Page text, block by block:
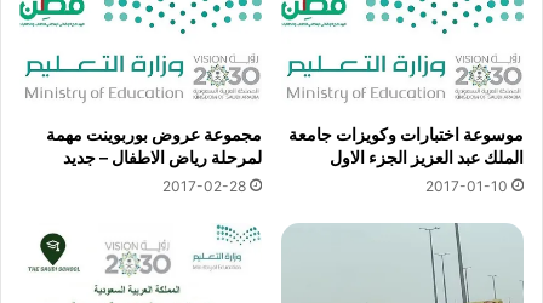
موسوعة اختبارات وكويزات جامعة
الملك عبد العزيز الجزء الاول
2017-01-10
مجموعة عروض بوربوينت مهمة
لمرحلة رياض الاطفال – جديد
2017-02-28